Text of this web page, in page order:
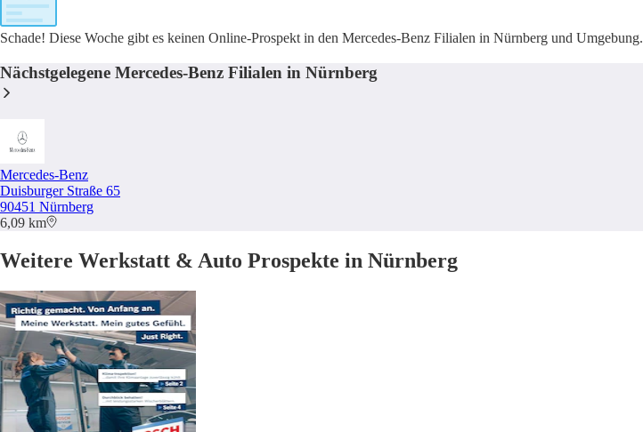
Schade! Diese Woche gibt es keinen Online-Prospekt in den Mercedes-Benz Filialen in Nürnberg und Umgebung.
Nächstgelegene Mercedes-Benz Filialen in Nürnberg
Mercedes-Benz
Duisburger Straße 65
90451 Nürnberg
6,09 km
Weitere Werkstatt & Auto Prospekte in Nürnberg